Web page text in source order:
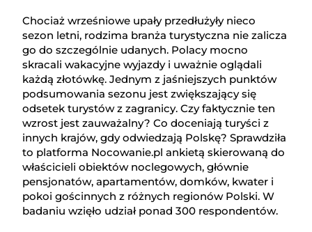
Chociaż wrześniowe upały przedłużyły nieco
sezon letni, rodzima branża turystyczna nie zalicza
go do szczególnie udanych. Polacy mocno
skracali wakacyjne wyjazdy i uważnie oglądali
każdą złotówkę. Jednym z jaśniejszych punktów
podsumowania sezonu jest zwiększający się
odsetek turystów z zagranicy. Czy faktycznie ten
wzrost jest zauważalny? Co doceniają turyści z
innych krajów, gdy odwiedzają Polskę? Sprawdziła
to platforma Nocowanie.pl ankietą skierowaną do
właścicieli obiektów noclegowych, głównie
pensjonatów, apartamentów, domków, kwater i
pokoi gościnnych z różnych regionów Polski. W
badaniu wzięło udział ponad 300 respondentów.